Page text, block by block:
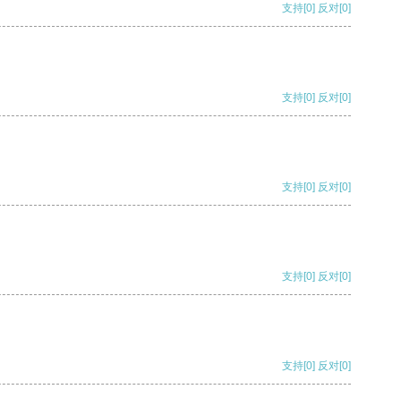
支持[0] 反对[0]
支持[0] 反对[0]
支持[0] 反对[0]
支持[0] 反对[0]
支持[0] 反对[0]